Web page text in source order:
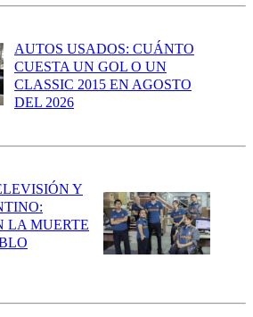
AUTOS USADOS: CUÁNTO
CUESTA UN GOL O UN
CLASSIC 2015 EN AGOSTO
DEL 2026
Y
LA MUERTE